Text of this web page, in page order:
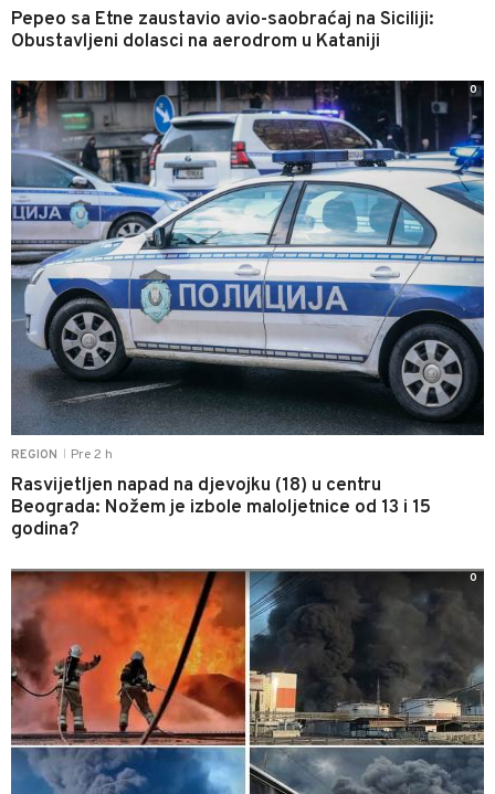
Pepeo sa Etne zaustavio avio-saobraćaj na Siciliji:
Obustavljeni dolasci na aerodrom u Kataniji
REGION Pre 2 h
Rasvijetljen napad na djevojku (18) u centru
Beograda: Nožem je izbole maloljetnice od 13 i 15
godina?
0
0